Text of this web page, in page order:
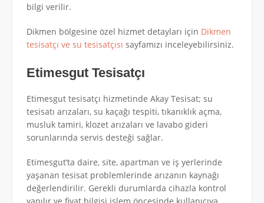
bilgi verilir.
Dikmen bölgesine özel hizmet detayları için Dikmen
tesisatçı ve su tesisatçısı sayfamızı inceleyebilirsiniz.
Etimesgut Tesisatçı
Etimesgut tesisatçı hizmetinde Akay Tesisat; su
tesisatı arızaları, su kaçağı tespiti, tıkanıklık açma,
musluk tamiri, klozet arızaları ve lavabo gideri
sorunlarında servis desteği sağlar.
Etimesgut’ta daire, site, apartman ve iş yerlerinde
yaşanan tesisat problemlerinde arızanın kaynağı
değerlendirilir. Gerekli durumlarda cihazla kontrol